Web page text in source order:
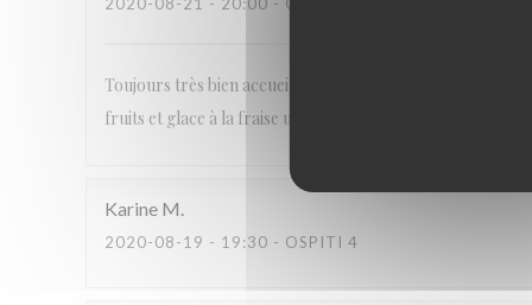
Toujours très bien accueillis. Les conditions d’hygiène
fruits et glace à la fraise un délice ... merci encore pour
Karine M
2020-08-19 - 19:30 - OSPITI 4